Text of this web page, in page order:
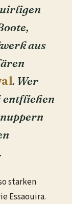
aus
. Wer
entfliehen
starken
Essaouira.